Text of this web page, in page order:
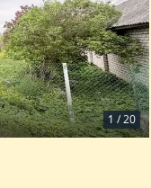
1 /20